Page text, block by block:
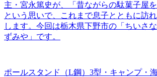
主・宮永篤史が、「昔ながらの駄菓子屋を
という思いで、これまで息子とともに訪
します。今回は栃木県下野市の「ちいさ
ずみや」です。
ポールスタンド（L鋼）3型・キャンプ・